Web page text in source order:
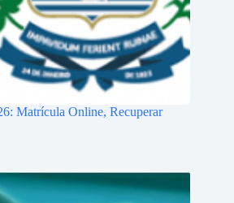
Matrícula Online, Recuperar